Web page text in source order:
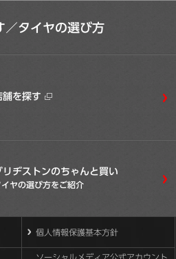
／タイヤの選び方
舗を探す
リヂストンのちゃんと買い
イヤの選び方をご紹介
個人情報保護基本方針
ソーシャルメディア公式アカウント